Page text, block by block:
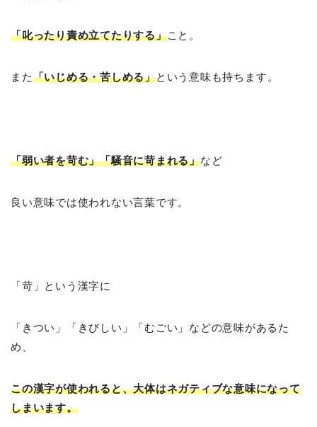
「叱ったり責め立てたりする」こと。
また「いじめる・苦しめる」という意味も持ちます。
「弱い者を苛む」「騒音に苛まれる」など
良い意味では使われない言葉です。
「苛」という漢字に
「きつい」「きびしい」「むごい」などの意味があるた
め、
この漢字が使われると、大体はネガティブな意味になって
しまいます。